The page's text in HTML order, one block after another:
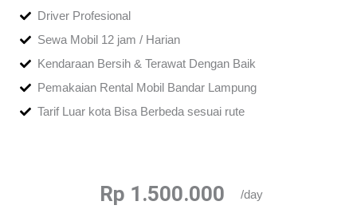
Driver Profesional
Sewa Mobil 12 jam / Harian
Kendaraan Bersih & Terawat Dengan Baik
Pemakaian Rental Mobil Bandar Lampung
Tarif Luar kota Bisa Berbeda sesuai rute
Rp 1.500.000 /day